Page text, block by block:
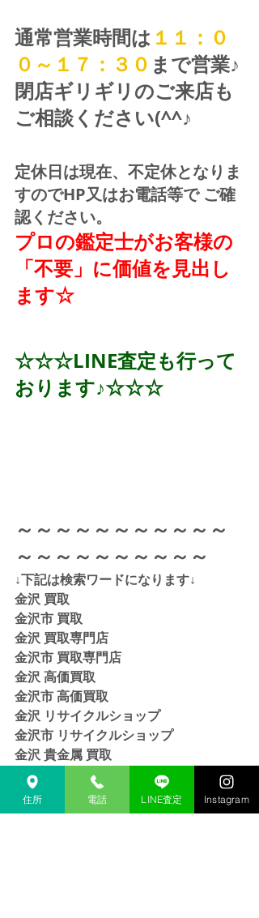
通常営業時間は １１：０
０～１７：３０ まで営業♪
閉店ギリギリのご来店も
ご相談ください(^^♪
定休日は現在、不定休となりま
すのでHP又はお電話等で ご確
認ください。
プロの鑑定士がお客様の
「不要」に価値を見出し
ます☆
☆☆☆LINE査定も行って
おります♪☆☆☆
～～～～～～～～～～～
～～～～～～～～～～
↓下記は検索ワードになります↓
金沢 買取
金沢市 買取
金沢 買取専門店
金沢市 買取専門店
金沢 高価買取
金沢市 高価買取
金沢 リサイクルショップ
金沢市 リサイクルショップ
金沢 貴金属 買取
金沢市 貴金属 買取
金沢 金 買取
金沢市 金 買取
住所 電話 LINE査定 Instagram